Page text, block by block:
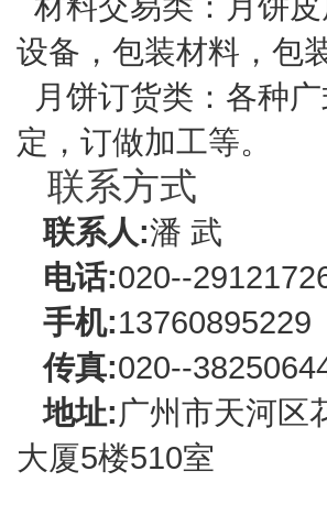
设备，包装材料，包
月饼订货类：各种
定，订做加工等。
联系方式
联系人:潘 武
电话:020--
手机:13760895229
传真:020--
地址:广州市天河区
大厦5楼510室